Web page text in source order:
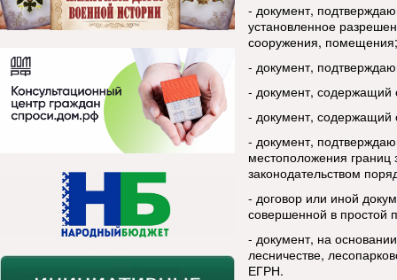
- документ,
установленное
сооружения, помещения;
- документ,
- документ, содержащий
- документ, содержащий
- документ,
местоположения границ
законодательством
- договор или иной
совершенной в простой
- документ, на
лесничестве,
ЕГРН.